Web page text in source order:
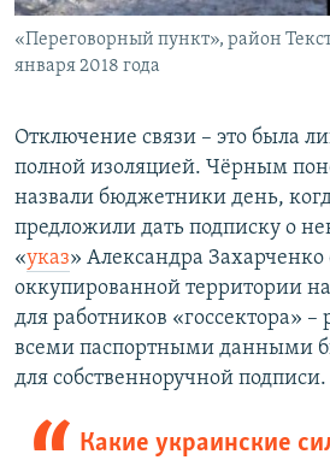
«Переговорный пункт», район
января 2018 года
Отключение связи – это была
полной изоляцией. Чёрным
назвали бюджетники день,
предложили дать подписку о
«указ» Александра Захарченко
оккупированной территории
для работников «госсектора» –
всеми паспортными данными
для собственноручной подписи.
Какие украинские